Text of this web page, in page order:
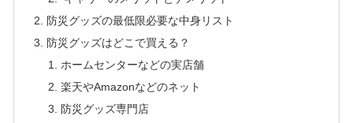
防災グッズの最低限必要な中身リスト
防災グッズはどこで買える？
ホームセンターなどの実店舗
楽天やAmazonなどのネット
防災グッズ専門店